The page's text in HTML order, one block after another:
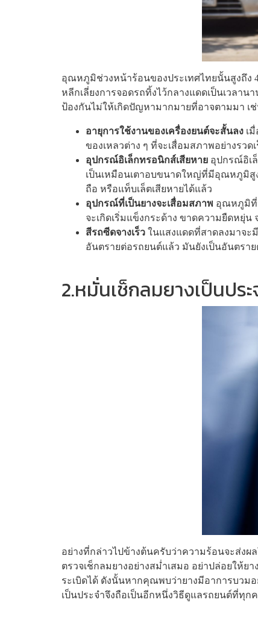
อุณหภูมิช่วงหน้าร้อนของประเทศไทยนั้นสูงถึง
หลีกเลี่ยงการจอดรถทิ้งไว้กลางแดดเป็นเวลา
ป้องกันไม่ให้เกิดปัญหามากมายที่อาจตามมา เ
อายุการใช้งานของเครื่องยนต์จะสั้นลง เ
ของเหลวต่าง ๆ ที่จะเสื่อมสภาพอย่างรวดเ
อุปกรณ์อิเล็กทรอนิกส์เสียหาย อุปกรณ์อิเ
เป็นเหมือนเตาอบขนาดใหญ่ที่มีอุณหภูมิสู
ถือ หรือแท็บเล็ตเสียหายได้แล้ว
อุปกรณ์ที่เป็นยางจะเสื่อมสภาพ อุณหภูมิที่
จะเกิดเริ่มแข็งกระด้าง ขาดความยืดหยุ่น
สีรถซีดจางเร็ว ในแสงแดดที่สาดลงมาจะ
อันตรายต่อรถยนต์แล้ว มันยังเป็นอันตรา
2.หมั่นเช็กลมยางเป็นประ
อย่างที่กล่าวไปข้างต้นครับว่าความร้อนจะส่งผ
ตรวจเช็กลมยางอย่างสม่ำเสมอ อย่าปล่อยให้ย
ระเบิดได้ ดังนั้นหากคุณพบว่ายางมีอาการบวม
เป็นประจำจึงถือเป็นอีกหนึ่งวิธีดูแลรถยนต์ที่ทุก